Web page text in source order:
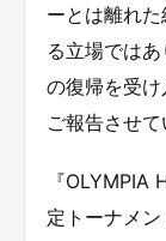
ーとは離れ
る立場では
の復帰を受
ご報告させ
『OLYMPIA
定トーナメ